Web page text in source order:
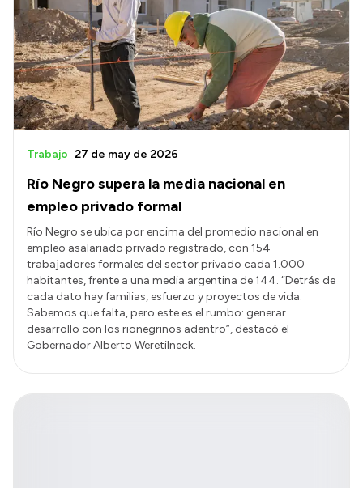
Río Negro supera la media nacional en
empleo privado formal
Trabajo 27 de may de 2026
Río Negro se ubica por encima del promedio nacional en
empleo asalariado privado registrado, con 154
trabajadores formales del sector privado cada 1.000
habitantes, frente a una media argentina de 144. “Detrás de
cada dato hay familias, esfuerzo y proyectos de vida.
Sabemos que falta, pero este es el rumbo: generar
desarrollo con los rionegrinos adentro”, destacó el
Gobernador Alberto Weretilneck.